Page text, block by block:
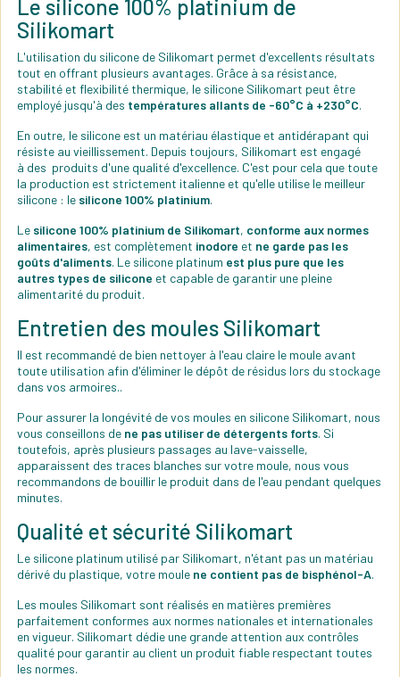
Le silicone 100% platinium de
Silikomart
L'utilisation du silicone de Silikomart permet d'excellents résultats
tout en offrant plusieurs avantages. Grâce à sa résistance,
stabilité et flexibilité thermique, le silicone Silikomart peut être
employé jusqu'à des températures allants de -60°C à +230°C.
En outre, le silicone est un matériau élastique et antidérapant qui
résiste au vieillissement. Depuis toujours, Silikomart est engagé
à des produits d'une qualité d'excellence. C'est pour cela que toute
la production est strictement italienne et qu'elle utilise le meilleur
silicone : le silicone 100% platinium.
Le silicone 100% platinium de Silikomart, conforme aux normes
alimentaires, est complètement inodore et ne garde pas les
goûts d'aliments. Le silicone platinum est plus pure que les
autres types de silicone et capable de garantir une pleine
alimentarité du produit.
Entretien des moules Silikomart
Il est recommandé de bien nettoyer à l'eau claire le moule avant
toute utilisation afin d'éliminer le dépôt de résidus lors du stockage
dans vos armoires..
Pour assurer la longévité de vos moules en silicone Silikomart, nous
vous conseillons de ne pas utiliser de détergents forts. Si
toutefois, après plusieurs passages au lave-vaisselle,
apparaissent des traces blanches sur votre moule, nous vous
recommandons de bouillir le produit dans de l'eau pendant quelques
minutes.
Qualité et sécurité Silikomart
Le silicone platinum utilisé par Silikomart, n'étant pas un matériau
dérivé du plastique, votre moule ne contient pas de bisphénol-A.
Les moules Silikomart sont réalisés en matières premières
parfaitement conformes aux normes nationales et internationales
en vigueur. Silikomart dédie une grande attention aux contrôles
qualité pour garantir au client un produit fiable respectant toutes
les normes.